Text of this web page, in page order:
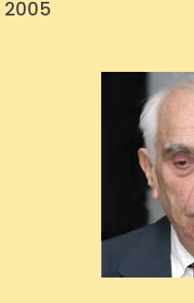
2005